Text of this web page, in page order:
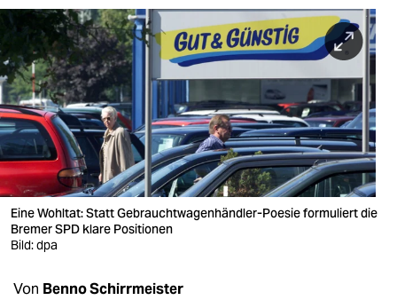
berlin
nord
wahrheit
verlag
verlag
veranstaltungen
shop
fragen & hilfe
Eine Wohltat: Statt Gebrauchtwagenhändler-Poesie formuliert die
Bremer SPD klare Positionen
Bild: dpa
Von Benno Schirrmeister